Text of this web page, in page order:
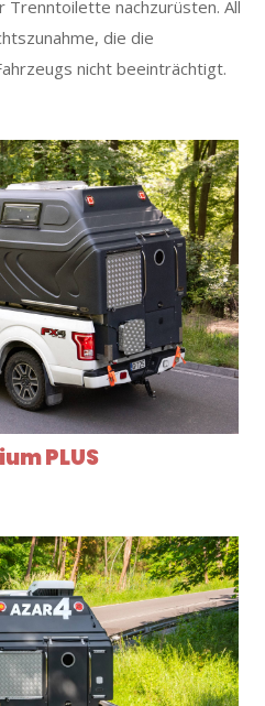
nachzurüsten. All
die die
nicht beeinträchtigt.
PLUS